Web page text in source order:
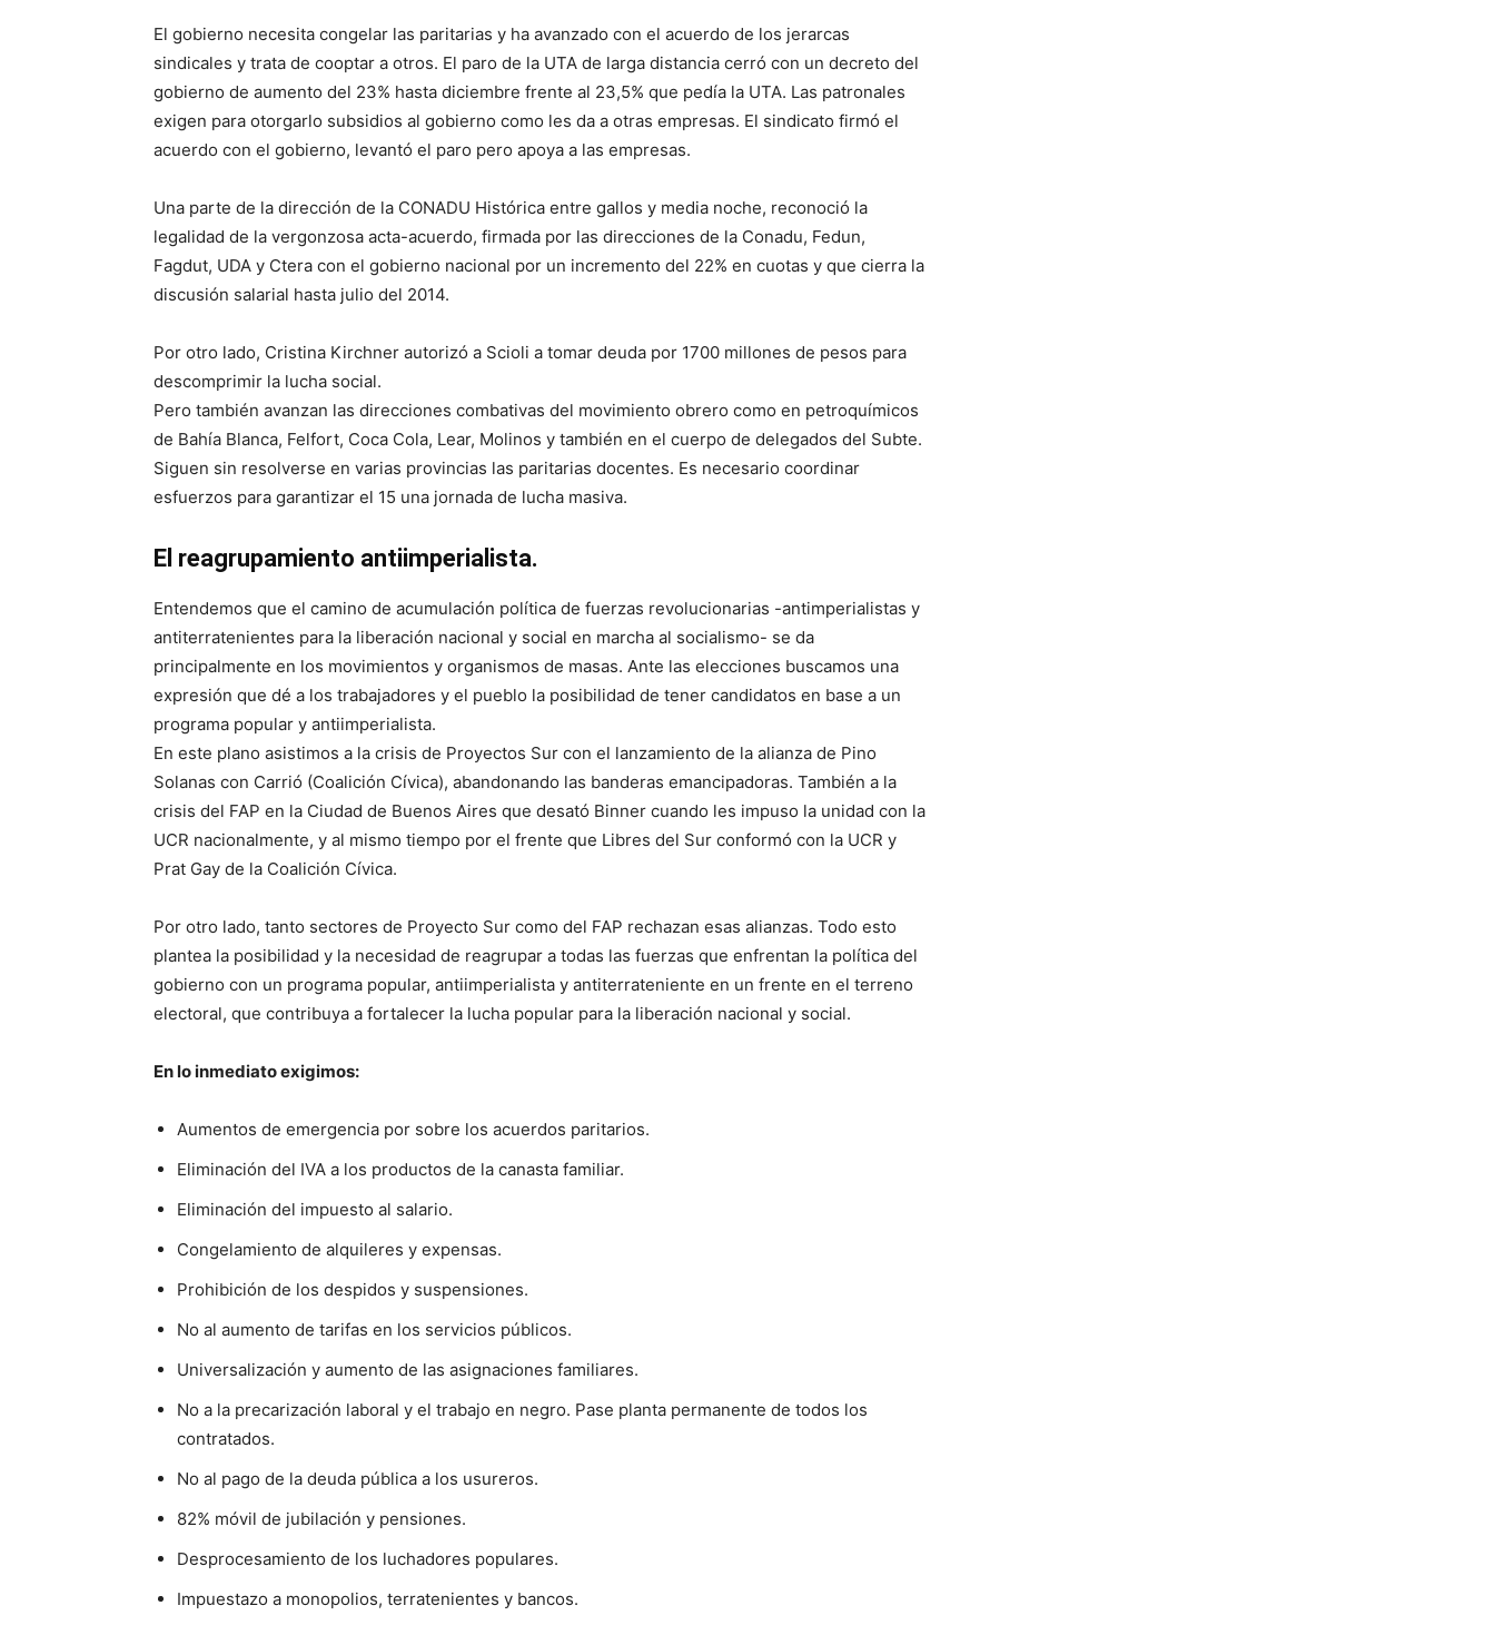
El gobierno necesita congelar las paritarias y ha avanzado con el acuerdo de los jerarcas
sindicales y trata de cooptar a otros. El paro de la UTA de larga distancia cerró con un decreto del
gobierno de aumento del 23% hasta diciembre frente al 23,5% que pedía la UTA. Las patronales
exigen para otorgarlo subsidios al gobierno como les da a otras empresas. El sindicato firmó el
acuerdo con el gobierno, levantó el paro pero apoya a las empresas.
Una parte de la dirección de la CONADU Histórica entre gallos y media noche, reconoció la
legalidad de la vergonzosa acta-acuerdo, firmada por las direcciones de la Conadu, Fedun,
Fagdut, UDA y Ctera con el gobierno nacional por un incremento del 22% en cuotas y que cierra la
discusión salarial hasta julio del 2014.
Por otro lado, Cristina Kirchner autorizó a Scioli a tomar deuda por 1700 millones de pesos para
descomprimir la lucha social.
Pero también avanzan las direcciones combativas del movimiento obrero como en petroquímicos
de Bahía Blanca, Felfort, Coca Cola, Lear, Molinos y también en el cuerpo de delegados del Subte.
Siguen sin resolverse en varias provincias las paritarias docentes. Es necesario coordinar
esfuerzos para garantizar el 15 una jornada de lucha masiva.
El reagrupamiento antiimperialista.
Entendemos que el camino de acumulación política de fuerzas revolucionarias -antimperialistas y
antiterratenientes para la liberación nacional y social en marcha al socialismo- se da
principalmente en los movimientos y organismos de masas. Ante las elecciones buscamos una
expresión que dé a los trabajadores y el pueblo la posibilidad de tener candidatos en base a un
programa popular y antiimperialista.
En este plano asistimos a la crisis de Proyectos Sur con el lanzamiento de la alianza de Pino
Solanas con Carrió (Coalición Cívica), abandonando las banderas emancipadoras. También a la
crisis del FAP en la Ciudad de Buenos Aires que desató Binner cuando les impuso la unidad con la
UCR nacionalmente, y al mismo tiempo por el frente que Libres del Sur conformó con la UCR y
Prat Gay de la Coalición Cívica.
Por otro lado, tanto sectores de Proyecto Sur como del FAP rechazan esas alianzas. Todo esto
plantea la posibilidad y la necesidad de reagrupar a todas las fuerzas que enfrentan la política del
gobierno con un programa popular, antiimperialista y antiterrateniente en un frente en el terreno
electoral, que contribuya a fortalecer la lucha popular para la liberación nacional y social.
En lo inmediato exigimos:
Aumentos de emergencia por sobre los acuerdos paritarios.
Eliminación del IVA a los productos de la canasta familiar.
Eliminación del impuesto al salario.
Congelamiento de alquileres y expensas.
Prohibición de los despidos y suspensiones.
No al aumento de tarifas en los servicios públicos.
Universalización y aumento de las asignaciones familiares.
No a la precarización laboral y el trabajo en negro. Pase planta permanente de todos los
contratados.
No al pago de la deuda pública a los usureros.
82% móvil de jubilación y pensiones.
Desprocesamiento de los luchadores populares.
Impuestazo a monopolios, terratenientes y bancos.